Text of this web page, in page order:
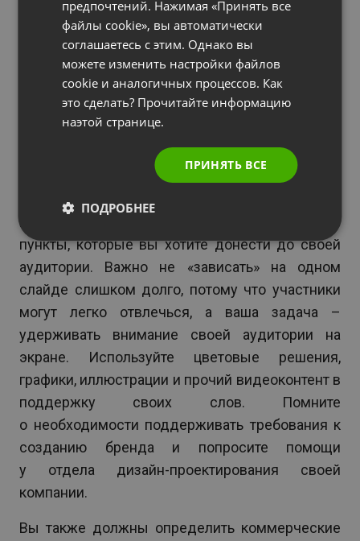
Основная презентация: 25 минут, с
разбивкой по 5 минут на каждый пункт
в презентации;
Сеанс вопросов и ответов в режиме
реального времени: 10 минут;
Завершение: менее 5 минут.
Когда вы переходите к слайдам, преподносите
информацию кратко, сделав упор на основные
пункты, которые вы хотите донести до своей
аудитории. Важно не «зависать» на одном
слайде слишком долго, потому что участники
могут легко отвлечься, а ваша задача –
удерживать внимание своей аудитории на
экране. Используйте цветовые решения,
графики, иллюстрации и прочий видеоконтент в
поддержку своих слов. Помните
о необходимости поддерживать требования к
созданию бренда и попросите помощи
у отдела дизайн-проектирования своей
компании.
Вы также должны определить коммерческие
ITALIAN
предпочтений. Нажимая «Принять все
файлы cookie», вы автоматически
соглашаетесь с этим. Однако вы
можете изменить настройки файлов
cookie и аналогичных процессов. Как
это сделать? Прочитайте информацию
наэтой странице.
ПРИНЯТЬ ВСЕ
ПОДРОБНЕЕ